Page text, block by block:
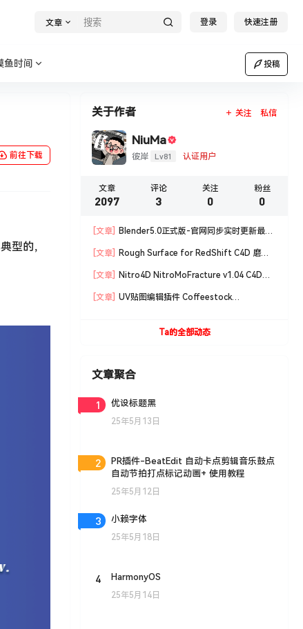
文章 登录 快速注册
鱼时间 投稿
前往下载
型的，
关于作者 关注 私信
NiuMa
彼岸 Lv81 认证用户
文章
2097
评论
3
关注
0
粉丝
0
[文章]
Blender5.0正式版-官网同步实时更新最新
[文章]
Rough Surface for RedShift C4D 磨损
[文章]
Nitro4D NitroMoFracture v1.04 C4D插
[文章]
UV贴图编辑插件 Coffeestock
Ta的全部动态
文章聚合
1 优设标题黑
25年5月13日
2
PR插件-BeatEdit 自动卡点剪辑音乐鼓点
自动节拍打点标记动画+ 使用教程
25年5月12日
3 小赖字体
25年5月18日
4 HarmonyOS
25年5月14日